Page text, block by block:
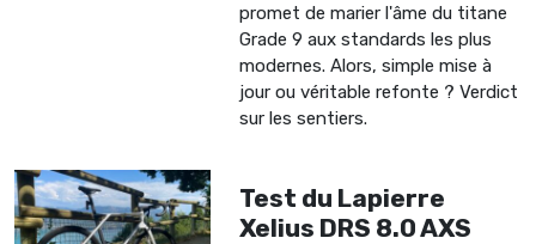
promet de marier l'âme du titane
Grade 9 aux standards les plus
modernes. Alors, simple mise à
jour ou véritable refonte ? Verdict
sur les sentiers.
Test du Lapierre
Xelius DRS 8.0 AXS